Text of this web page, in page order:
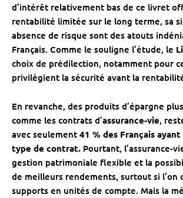
d’intérêt relativement bas de ce livret
rentabilité limitée sur le long terme, sa
absence de risque sont des atouts
Français. Comme le souligne l’étude, le
choix de prédilection, notamment pour
privilégient la sécurité avant la
En revanche, des produits d’épargne
comme les contrats d’assurance-vie,
avec seulement 41 % des Français
type de contrat. Pourtant, l’assurance-
gestion patrimoniale flexible et la
de meilleurs rendements, surtout si l’on
supports en unités de compte. Mais la